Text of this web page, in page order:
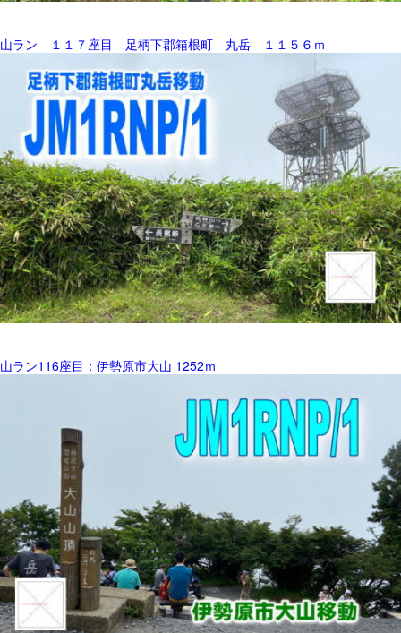
山ラン １１７座目 足柄下郡箱根町 丸岳 １１５６ｍ
山ラン116座目：伊勢原市大山 1252ｍ